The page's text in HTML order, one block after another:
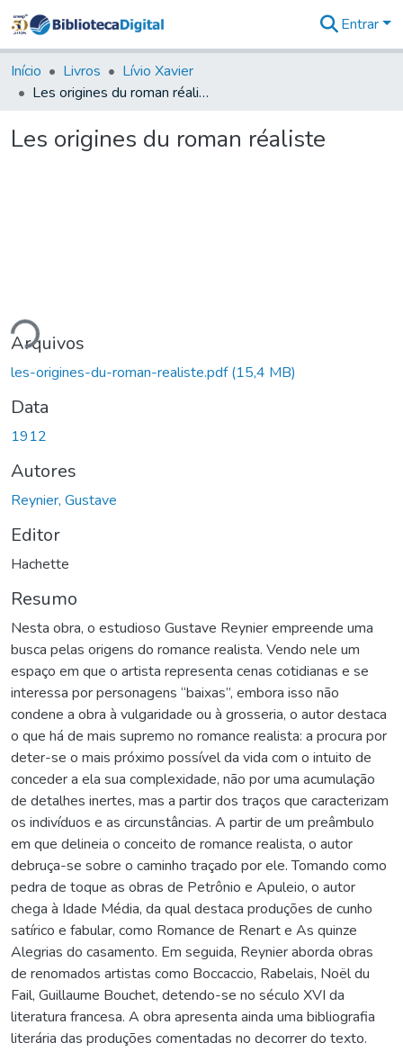
&
Coleções
Tudo na
Digital
Entrar
Início Livros
Lívio Xavier
Les origines du roman réaliste
Les origines du roman réaliste
Arquivos
les-origines-du-roman-realiste.pdf(15,4 MB)
Data
1912
Autores
Reynier, Gustave
Editor
Hachette
Resumo
Nesta obra, o estudioso Gustave Reynier empreende uma
busca pelas origens do romance realista. Vendo nele um
espaço em que o artista representa cenas cotidianas e se
interessa por personagens “baixas”, embora isso não
condene a obra à vulgaridade ou à grosseria, o autor destaca
o que há de mais supremo no romance realista: a procura por
deter-se o mais próximo possível da vida com o intuito de
conceder a ela sua complexidade, não por uma acumulação
de detalhes inertes, mas a partir dos traços que caracterizam
os indivíduos e as circunstâncias. A partir de um preâmbulo
em que delineia o conceito de romance realista, o autor
debruça-se sobre o caminho traçado por ele. Tomando como
pedra de toque as obras de Petrônio e Apuleio, o autor
chega à Idade Média, da qual destaca produções de cunho
satírico e fabular, como Romance de Renart e As quinze
Alegrias do casamento. Em seguida, Reynier aborda obras
de renomados artistas como Boccaccio, Rabelais, Noël du
Fail, Guillaume Bouchet, detendo-se no século XVI da
literatura francesa. A obra apresenta ainda uma bibliografia
literária das produções comentadas no decorrer do texto.